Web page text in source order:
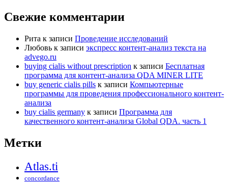
Свежие комментарии
Рита к записи Проведение исследований
Любовь к записи экспресс контент-анализ текста на
advego.ru
buying cialis without prescription к записи Бесплатная
программа для контент-анализа QDA MINER LITE
buy generic cialis pills к записи Компьютерные
программы для проведения профессионального контент-
анализа
buy cialis germany к записи Программа для
качественного контент-анализа Global QDA. часть 1
Метки
Atlas.ti
concordance